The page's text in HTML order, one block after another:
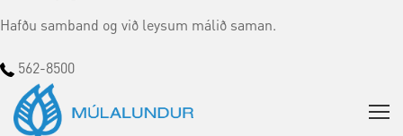
Hafðu samband og við leysum málið saman.
562-8500